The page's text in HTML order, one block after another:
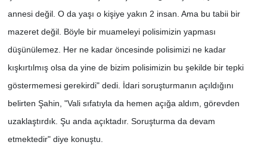
annesi değil. O da yaşı o kişiye yakın 2 insan. Ama bu tabii bir
mazeret değil. Böyle bir muameleyi polisimizin yapması
düşünülemez. Her ne kadar öncesinde polisimizi ne kadar
kışkırtılmış olsa da yine de bizim polisimizin bu şekilde bir tepki
göstermemesi gerekirdi" dedi. İdari soruşturmanın açıldığını
belirten Şahin, "Vali sıfatıyla da hemen açığa aldım, görevden
uzaklaştırdık. Şu anda açıktadır. Soruşturma da devam
etmektedir" diye konuştu.